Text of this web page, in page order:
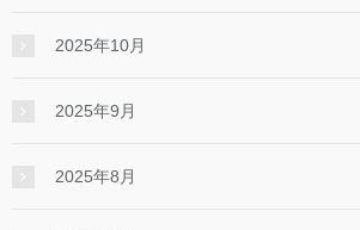
2025年10月
2025年9月
2025年8月